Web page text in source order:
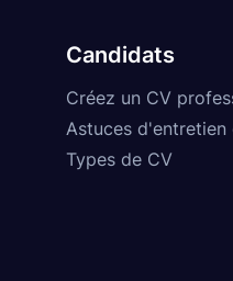
Candidats
Créez un CV
Astuces d'entretien
Types de CV